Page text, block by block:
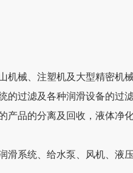
机械、注塑机及大型精密机
的过滤及各种润滑设备的过
产品的分离及回收，液体
滑系统、给水泵、风机、液